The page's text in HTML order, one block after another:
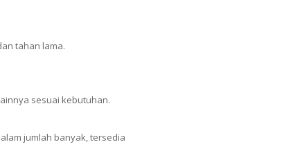
tahan lama.
sesuai kebutuhan.
jumlah banyak, tersedia